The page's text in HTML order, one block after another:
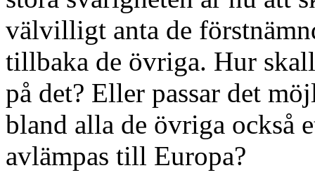
välvilligt anta de
tillbaka de övriga. Hur
på det? Eller passar det
bland alla de övriga också
avlämpas till Europa?